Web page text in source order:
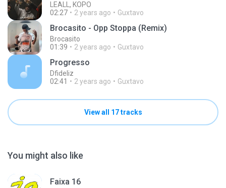
LEALL, KOPO
02:27
2 years ago Guxtavo
Brocasito - Opp Stoppa (Remix)
Brocasito
01:39
2 years ago Guxtavo
Progresso
Dfideliz
02:41
2 years ago Guxtavo
View all 17 tracks
You might also like
Faixa 16